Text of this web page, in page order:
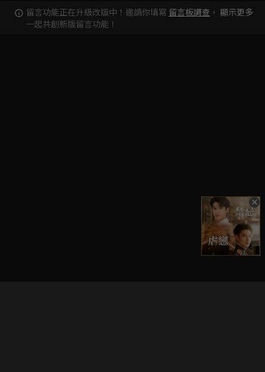
留言功能正在升級改版中！邀請你填寫 留言板調查 ，
一起共創新版留言功能！
顯示更多